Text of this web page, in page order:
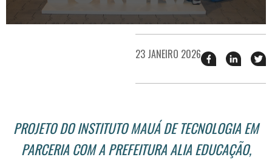
23 JANEIRO 2026 Compartilhar
esse
no
esse
no
PROJETO DO INSTITUTO MAUÁ DE TECNOLOGIA EM
PARCERIA COM A PREFEITURA ALIA EDUCAÇÃO,